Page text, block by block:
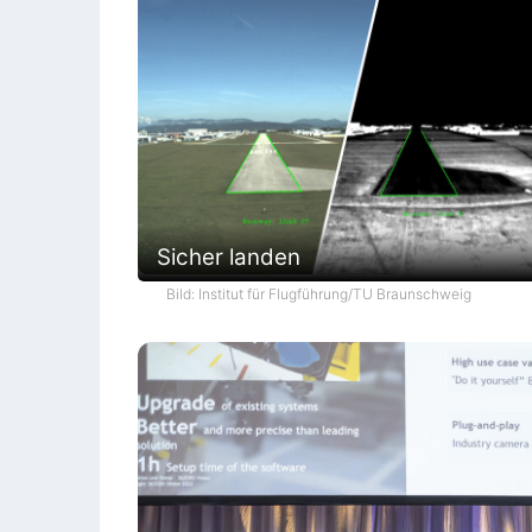
Sicher landen
Bild: Institut für Flugführung/TU Braunschweig